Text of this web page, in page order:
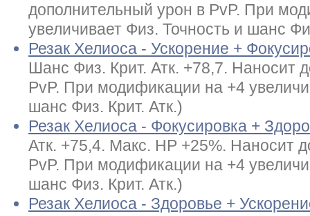
дополнительный урон в PvP. При
увеличивает Физ. Точность и шанс
Резак Хелиоса - Ускорение +
Шанс Физ. Крит. Атк. +78,7. Наносит
PvP. При модификации на +4
шанс Физ. Крит. Атк.)
Резак Хелиоса - Фокусировка +
Атк. +75,4. Макс. HP +25%. Наносит
PvP. При модификации на +4
шанс Физ. Крит. Атк.)
Резак Хелиоса - Здоровье +